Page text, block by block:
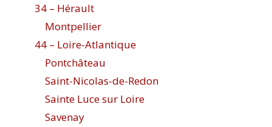
34 – Hérault
Montpellier
44 – Loire-Atlantique
Pontchâteau
Saint-Nicolas-de-Redon
Sainte Luce sur Loire
Savenay